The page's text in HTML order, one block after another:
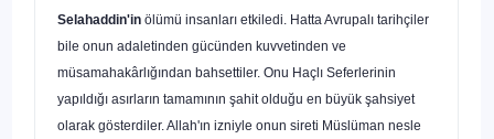
Selahaddin'in ölümü insanları etkiledi. Hatta Avrupalı tarihçiler
bile onun adaletinden gücünden kuvvetinden ve
müsamahakârlığından bahsettiler. Onu Haçlı Seferlerinin
yapıldığı asırların tamamının şahit olduğu en büyük şahsiyet
olarak gösterdiler. Allah'ın izniyle onun sireti Müslüman nesle